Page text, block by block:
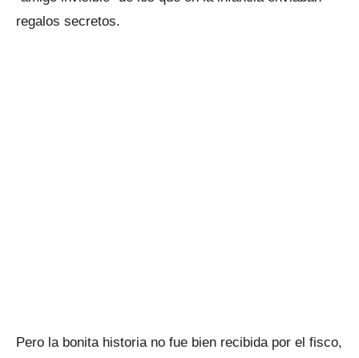
regalos secretos.
Pero la bonita historia no fue bien recibida por el fisco,